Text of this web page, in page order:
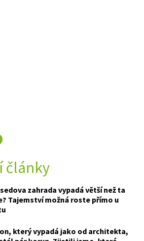
články
zahrada vypadá větší než ta
Tajemství možná roste přímo u
který vypadá jako od architekta,